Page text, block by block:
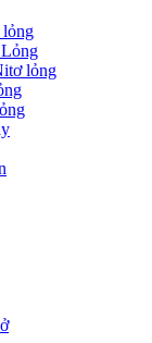
lỏng
lỏng